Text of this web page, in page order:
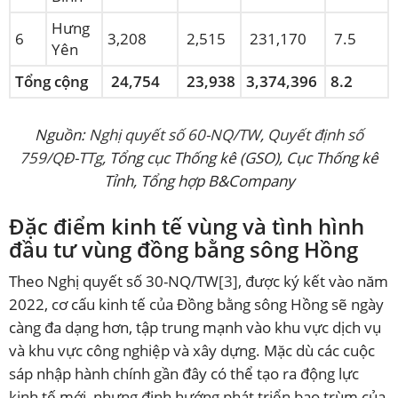
6
Hưng
Yên
3,208 2,515 231,170 7.5
Tổng cộng 24,754 23,938 3,374,396 8.2
Nguồn: Nghị quyết số 60-NQ/TW, Quyết định số
759/QĐ-TTg, Tổng cục Thống kê (GSO), Cục Thống kê
Tỉnh, Tổng hợp B&Company
Đặc điểm kinh tế vùng và tình hình
đầu tư vùng đồng bằng sông Hồng
Theo Nghị quyết số 30-NQ/TW[3], được ký kết vào năm
2022, cơ cấu kinh tế của Đồng bằng sông Hồng sẽ ngày
càng đa dạng hơn, tập trung mạnh vào khu vực dịch vụ
và khu vực công nghiệp và xây dựng. Mặc dù các cuộc
sáp nhập hành chính gần đây có thể tạo ra động lực